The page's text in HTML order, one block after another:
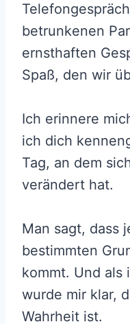
betrunkenen
ernsthaften
Spaß, den wir
Ich erinnere
ich dich
Tag, an dem
verändert hat.
Man sagt, dass
bestimmten
kommt. Und als
wurde mir klar,
Wahrheit ist.